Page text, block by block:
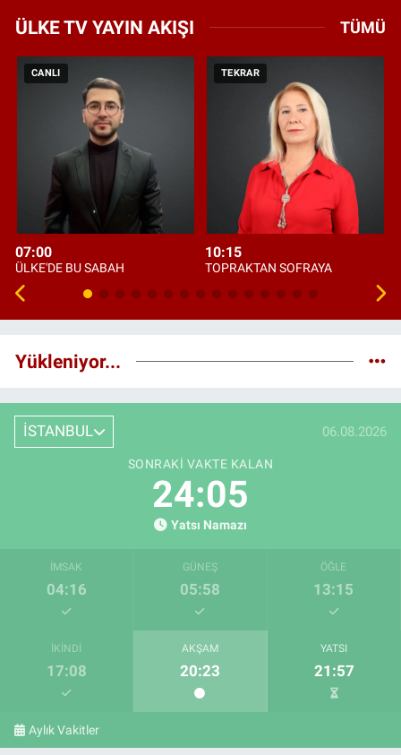
ÜLKE TV YAYIN AKIŞI TÜMÜ
CANLI
07:00
ÜLKE'DE BU SABAH
TEKRAR
10:15
TOPRAKTAN SOFRAYA
Yükleniyor...
İSTANBUL 06.08.2026
SONRAKI VAKTE KALAN
24:04
Yatsı Namazı
İMSAK
04:16
GÜNEŞ
05:58
ÖĞLE
13:15
İKINDI
17:08
AKŞAM
20:23
YATSI
21:57
Aylık Vakitler